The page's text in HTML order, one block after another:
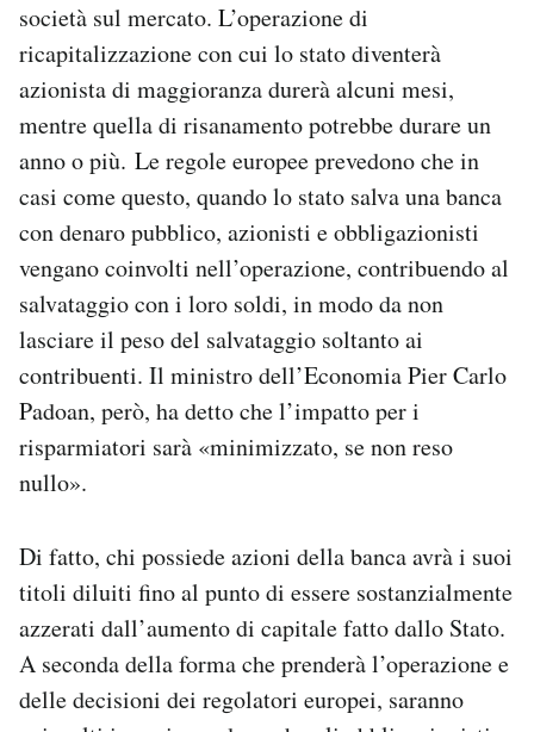
società sul mercato. L’operazione di
ricapitalizzazione con cui lo stato diventerà
azionista di maggioranza durerà alcuni mesi,
mentre quella di risanamento potrebbe durare un
anno o più. Le regole europee prevedono che in
casi come questo, quando lo stato salva una banca
con denaro pubblico, azionisti e obbligazionisti
vengano coinvolti nell’operazione, contribuendo al
salvataggio con i loro soldi, in modo da non
lasciare il peso del salvataggio soltanto ai
contribuenti. Il ministro dell’Economia Pier Carlo
Padoan, però, ha detto che l’impatto per i
risparmiatori sarà «minimizzato, se non reso
nullo».
Di fatto, chi possiede azioni della banca avrà i suoi
titoli diluiti fino al punto di essere sostanzialmente
azzerati dall’aumento di capitale fatto dallo Stato.
A seconda della forma che prenderà l’operazione e
delle decisioni dei regolatori europei, saranno